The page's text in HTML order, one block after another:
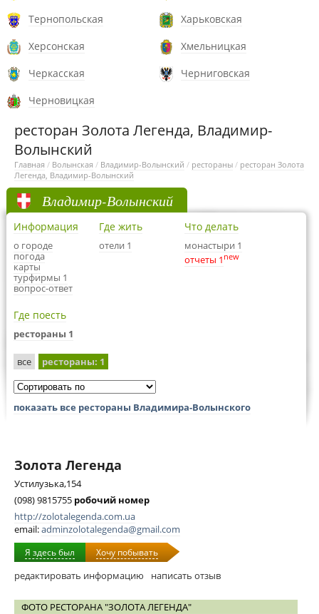
Тернопольская
Харьковская
Херсонская
Хмельницкая
Черкасская
Черниговская
Черновицкая
ресторан Золота Легенда, Владимир-
Волынский
Главная / Волынская / Владимир-Волынский / рестораны / ресторан Золота
Легенда, Владимир-Волынский
Владимир-Волынский
Информация
о городе
погода
карты
турфирмы 1
вопрос-ответ
Где жить
отели 1
Что делать
монастыри 1
отчеты 1 new
Где поесть
рестораны 1
все рестораны: 1
показать все рестораны Владимира-Волынского
Золота Легенда
Устилузька,154
(098) 9815755 робочий номер
http://zolotalegenda.com.ua
email:adminzolotalegenda@gmail.com
Я здесь был Хочу побывать
редактировать информацию написать отзыв
ФОТО РЕСТОРАНА "ЗОЛОТА ЛЕГЕНДА"